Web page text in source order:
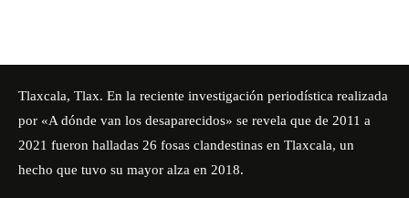
Tlaxcala, Tlax. En la reciente investigación periodística realizada
por «A dónde van los desaparecidos» se revela que de 2011 a
2021 fueron halladas 26 fosas clandestinas en Tlaxcala, un
hecho que tuvo su mayor alza en 2018.